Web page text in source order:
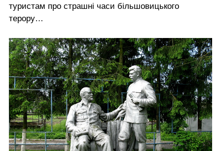
туристам про страшні часи більшовицького
терору…